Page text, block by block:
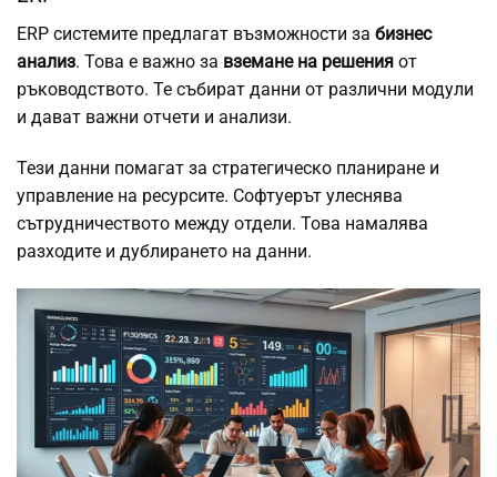
ERP системите предлагат възможности за бизнес
анализ. Това е важно за вземане на решения от
ръководството. Те събират данни от различни модули
и дават важни отчети и анализи.
Тези данни помагат за стратегическо планиране и
управление на ресурсите. Софтуерът улеснява
сътрудничеството между отдели. Това намалява
разходите и дублирането на данни.